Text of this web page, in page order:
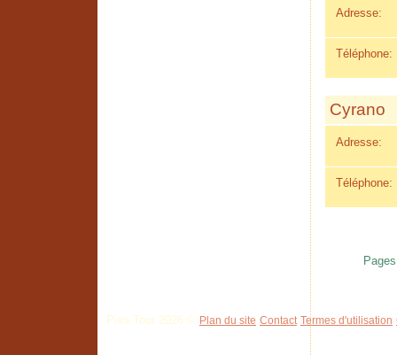
Adresse:
Téléphone:
Cyrano
Adresse:
Téléphone:
Pisa Tour 2026 © Plan du site Contact Termes d'utilisation